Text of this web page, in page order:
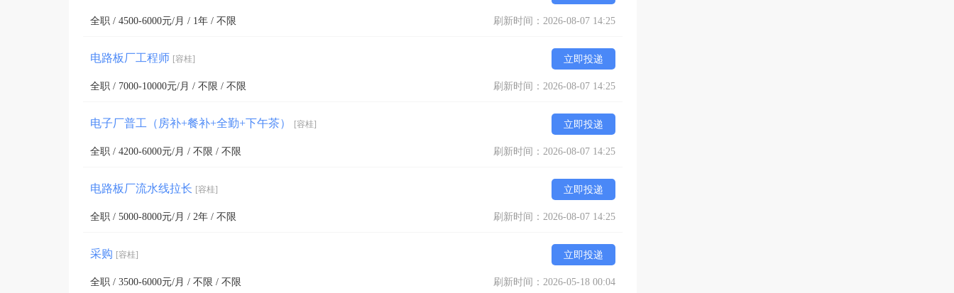
全职 / 4500-6000元/月 / 1年 / 不限 刷新时间：2026-08-07 14:25
电路板厂工程师 [容桂] 立即投递
全职 / 7000-10000元/月 / 不限 / 不限 刷新时间：2026-08-07 14:25
电子厂普工（房补+餐补+全勤+下午茶） [容桂] 立即投递
全职 / 4200-6000元/月 / 不限 / 不限 刷新时间：2026-08-07 14:25
电路板厂流水线拉长 [容桂] 立即投递
全职 / 5000-8000元/月 / 2年 / 不限 刷新时间：2026-08-07 14:25
采购 [容桂] 立即投递
全职 / 3500-6000元/月 / 不限 / 不限 刷新时间：2026-05-18 00:04